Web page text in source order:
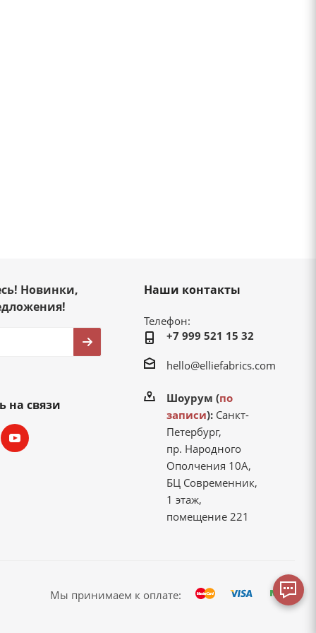
Новинки,
на связи
Наши контакты
Телефон:
+7 999 521 15 32
hello@elliefabrics.com
Шоурум (по
записи):Санкт-
Петербург,
пр. Народного
Ополчения 10А,
БЦ Современник,
1 этаж,
помещение 221
Мы принимаем к оплате: